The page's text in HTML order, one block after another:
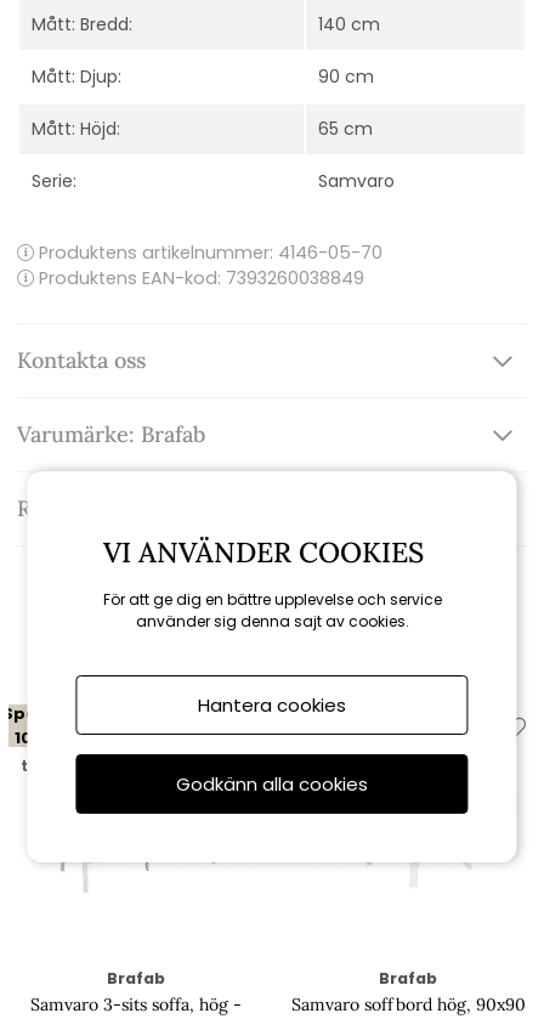
Mått: Bredd: 140 cm
Mått: Djup: 90 cm
Mått: Höjd: 65 cm
Serie: Samvaro
Produktens artikelnummer: 4146-05-70
Produktens EAN-kod: 7393260038849
Kontakta oss
Varumärke: Brafab
Recensioner
Relaterade produkter
Spara
10%
till 16/8
Brafab
Samvaro 3-sits soffa, hög -
Spara
10%
Brafab
Samvaro soffbord hög, 90x90
VI ANVÄNDER COOKIES
För att ge dig en bättre upplevelse och service
använder sig denna sajt av cookies.
Hantera cookies
Godkänn alla cookies